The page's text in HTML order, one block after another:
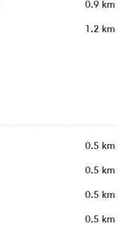
0.9 km
1.2 km
0.5 km
0.5 km
0.5 km
0.5 km